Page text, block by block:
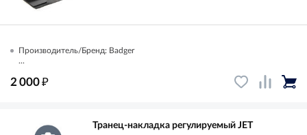
Производитель/Бренд: Badger
...
2 000₽
Транец-накладка регулируемый JET